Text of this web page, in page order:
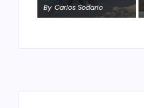
By Carlos Sodario